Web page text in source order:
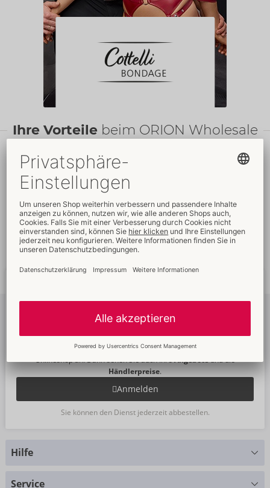
Ihre Vorteilebeim ORION Wholesale
FairePreise
Verkaufsfördernde
Verpackungen
Kundenservice
Schnelleweltweite
Lieferung
NeueTrends
abonnieren
Um unseren Newsletter zu abonnieren, melden Sie sich bitte im
Onlineshop an. Dann sehen Sie auch IhreAngeboteund die
Händlerpreise.
Anmelden
Sie können den Dienst jederzeit abbestellen.
Hilfe
Service